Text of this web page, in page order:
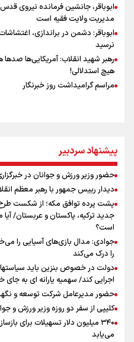
ابوباقر، جانشین فرمانده نیروی
مدیریت ولایت فقیه است
ابوباقر: دشمن در براندازی،
نرسید
رهبر شهید انقلاب: آمریکایی‌ها صدها
هیچ استدلالی!
مراسم گرامیداشت روز خبرنگار
علی‌نژاد در مراسم انجمن ورزشی
در سال گذشته تا به امروز اتفاقات
نشست استاندار فارس با خبرنگاران
سیدمناف هاشمی در مراسم انجمن
رسانه به ویژه ورزشی نویسان هستیم
آیین بزرگداشت روز خبرنگار در صدا
پیشنهاد سردبیر
حضور وزیر ورزش و جوانان در
دیدار رییس جمهور با رهبر معظم
پشت پرده توافق مکه؛ از شکست طرح
جدید ترکیه، پاکستان و عربستان/
است؟
جوادی: مدال بازی‌های آسیایی را
را درک می‌کند
دولت در خصوص بنزین باید
اجرایی کند/ سهمیه یارانه ای به
حضور مدیرعامل شرکت توسعه و
کلیپی از سفر دو روزه وزیر ورزش و
۳۴۰ میلیون دلار تسهیلات برای
می‌یابد